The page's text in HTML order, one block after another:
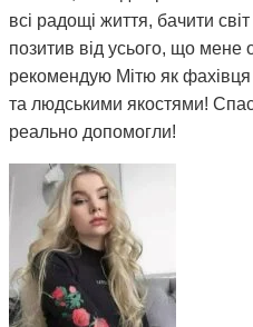
всі радощі життя, бачити
позитив від усього, що мене
рекомендую Мітю як
та людськими якостями!
реально допомогли!